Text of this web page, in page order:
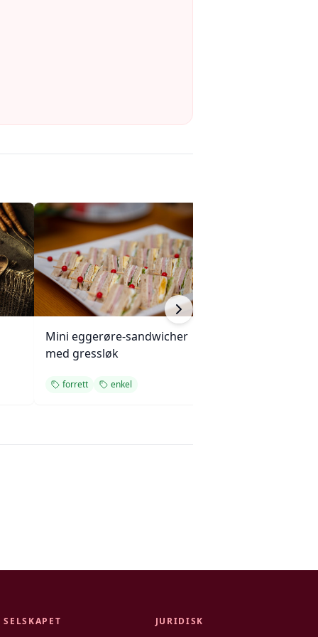
Mini eggerøre-sandwicher
med gressløk
forrett enkel
SELSKAPET JURIDISK